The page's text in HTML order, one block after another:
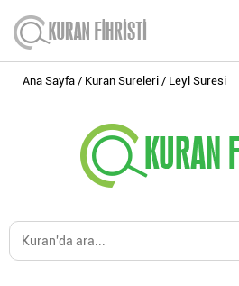
Ana Sayfa Kuran Sureleri Leyl Suresi